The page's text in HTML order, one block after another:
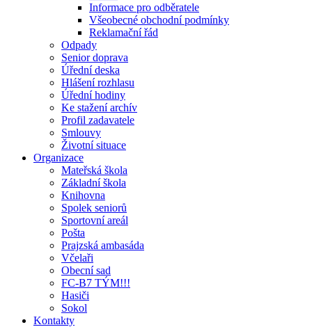
Informace pro odběratele
Všeobecné obchodní podmínky
Reklamační řád
Odpady
Senior doprava
Úřední deska
Hlášení rozhlasu
Úřední hodiny
Ke stažení archív
Profil zadavatele
Smlouvy
Životní situace
Organizace
Mateřská škola
Základní škola
Knihovna
Spolek seniorů
Sportovní areál
Pošta
Prajzská ambasáda
Včelaři
Obecní sad
FC-B7 TÝM!!!
Hasiči
Sokol
Kontakty